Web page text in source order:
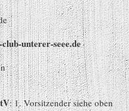
unterer-seee.de
: 1. Vorsitzender siehe oben